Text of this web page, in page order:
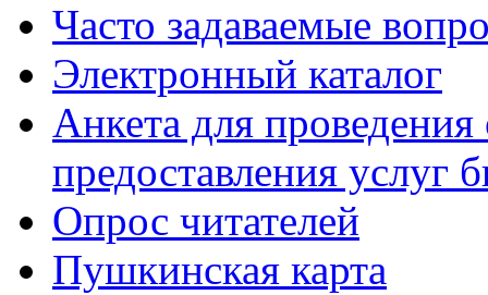
Часто задаваемые
Электронный каталог
Анкета для проведения
предоставления услуг
Опрос читателей
Пушкинская карта